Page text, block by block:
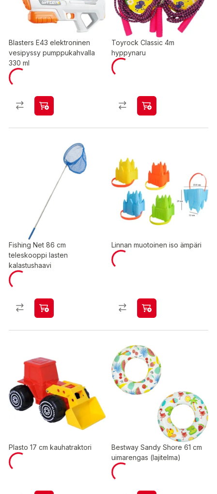
Blasters E43 elektroninen
vesipyssy pumppukahvalla
330 ml
Toyrock Classic 4m
hyppynaru
Fishing Net 86 cm
teleskooppi lasten
kalastushaavi
Linnan muotoinen iso ämpäri
Plasto 17 cm kauhatraktori
Bestway Sandy Shore 61 cm
uimarengas (lajitelma)